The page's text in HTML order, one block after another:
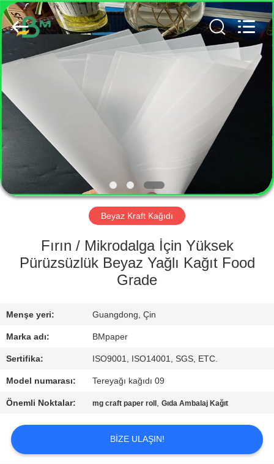
EV
ÜRÜN:%
HAKKIMIZDA
FABRIKA
KALITE
BIZIMLE
ILETIŞIME
GEÇIN
HABERLER
VAKALAR
GUANGZHOU
BMPAPER
CO.,
LTD..
All
Reserved.
Beyaz Kraft Kağıdı
Fırın / Mikrodalga İçin Yüksek
Pürüzsüzlük Beyaz Yağlı Kağıt Food
Grade
Menşe yeri: Guangdong, Çin
Marka adı: BMpaper
Sertifika: ISO9001, ISO14001, SGS, ETC.
Model numarası: Tereyağı kağıdı 09
Önemli Noktalar: mg craft paper roll ,Gıda Ambalaj Kağıt
BIZE ULAŞIN!